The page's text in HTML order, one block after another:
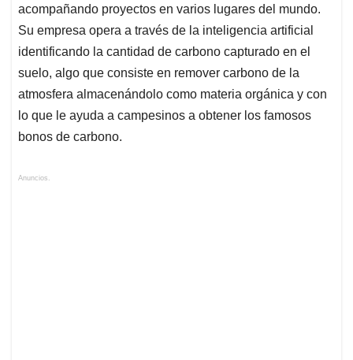
acompañando proyectos en varios lugares del mundo.
Su empresa opera a través de la inteligencia artificial
identificando la cantidad de carbono capturado en el
suelo, algo que consiste en remover carbono de la
atmosfera almacenándolo como materia orgánica y con
lo que le ayuda a campesinos a obtener los famosos
bonos de carbono.
Anuncios.